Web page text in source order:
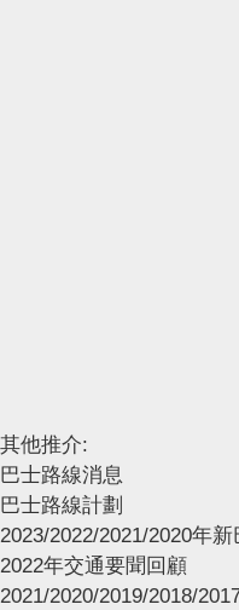
其他推介:
巴士路線消息
巴士路線計劃
2023/2022/2021/2020年
2022年交通要聞回顧
2021/2020/2019/2018/